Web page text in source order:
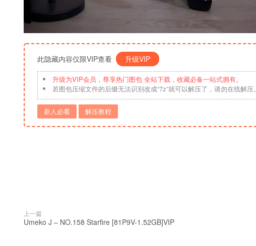
此隐藏内容仅限VIP查看 升级VIP
升级为VIP会员，尊享热门图包 全站下载，收藏必备一站式拥有。
若图包压缩文件的后缀无法识别改成“7z”就可以解压了，请勿在线解压。
新人必看 解压教程
上一篇
Umeko J – NO.158 Starfire [81P9V-1.52GB]VIP